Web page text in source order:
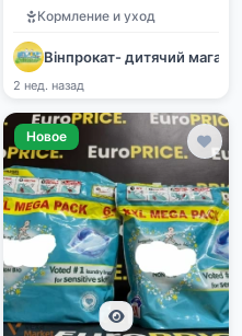
Кормление и уход
Вінпрокат- дитячий
2 нед. назад
Новое